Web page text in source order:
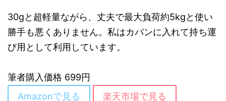
30gと超軽量ながら、丈夫で最大負荷約5kgと使い
勝手も悪くありません。私はカバンに入れて持ち運
び用として利用しています。
筆者購入価格 699円
Amazonで見る
楽天市場で見る